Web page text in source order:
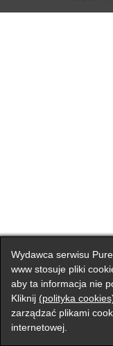
Wydawca serwisu
www stosuje pliki
aby ta informacja nie
Kliknij (polityka
zarządzać plikami
internetowej.